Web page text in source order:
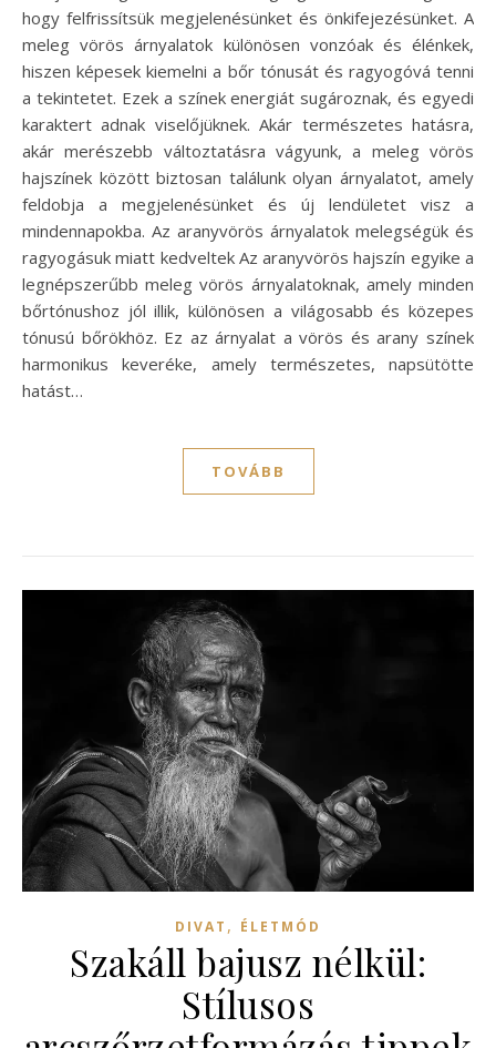
hogy felfrissítsük megjelenésünket és önkifejezésünket. A
meleg vörös árnyalatok különösen vonzóak és élénkek,
hiszen képesek kiemelni a bőr tónusát és ragyogóvá tenni
a tekintetet. Ezek a színek energiát sugároznak, és egyedi
karaktert adnak viselőjüknek. Akár természetes hatásra,
akár merészebb változtatásra vágyunk, a meleg vörös
hajszínek között biztosan találunk olyan árnyalatot, amely
feldobja a megjelenésünket és új lendületet visz a
mindennapokba. Az aranyvörös árnyalatok melegségük és
ragyogásuk miatt kedveltek Az aranyvörös hajszín egyike a
legnépszerűbb meleg vörös árnyalatoknak, amely minden
bőrtónushoz jól illik, különösen a világosabb és közepes
tónusú bőrökhöz. Ez az árnyalat a vörös és arany színek
harmonikus keveréke, amely természetes, napsütötte
hatást…
TOVÁBB
DIVAT , ÉLETMÓD
Szakáll bajusz nélkül:
Stílusos